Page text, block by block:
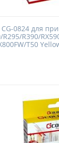
0824 для
R295/R390/
T50